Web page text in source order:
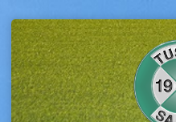
Skip
to
content